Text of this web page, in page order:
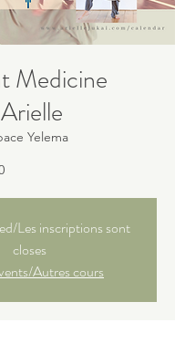
Medicine
Yelema
Les inscriptions sont
closes
Autres cours